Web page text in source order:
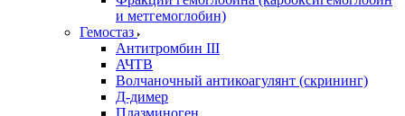
и метгемоглобин)
Гемостаз
Антитромбин III
АЧТВ
Волчаночный антикоагулянт (скрининг)
Д-димер
Плазминоген